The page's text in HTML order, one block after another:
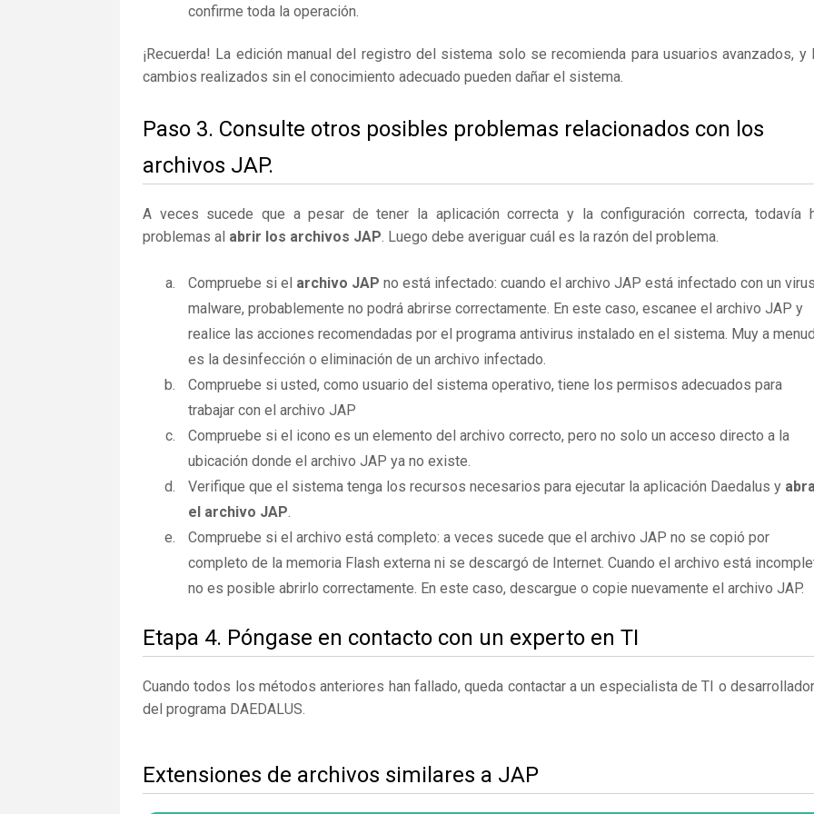
confirme toda la operación.
¡Recuerda! La edición manual del registro del sistema solo se recomienda para usuarios avanzados, y
cambios realizados sin el conocimiento adecuado pueden dañar el sistema.
Paso 3. Consulte otros posibles problemas relacionados con los
archivos JAP.
A veces sucede que a pesar de tener la aplicación correcta y la configuración correcta, todavía
problemas al abrir los archivos JAP. Luego debe averiguar cuál es la razón del problema.
Compruebe si el archivo JAP no está infectado: cuando el archivo JAP está infectado con un
malware, probablemente no podrá abrirse correctamente. En este caso, escanee el archivo JAP y
realice las acciones recomendadas por el programa antivirus instalado en el sistema. Muy a
es la desinfección o eliminación de un archivo infectado.
Compruebe si usted, como usuario del sistema operativo, tiene los permisos adecuados para
trabajar con el archivo JAP
Compruebe si el icono es un elemento del archivo correcto, pero no solo un acceso directo a la
ubicación donde el archivo JAP ya no existe.
Verifique que el sistema tenga los recursos necesarios para ejecutar la aplicación Daedalus y
el archivo JAP.
Compruebe si el archivo está completo: a veces sucede que el archivo JAP no se copió por
completo de la memoria Flash externa ni se descargó de Internet. Cuando el archivo está
no es posible abrirlo correctamente. En este caso, descargue o copie nuevamente el archivo JAP.
Etapa 4. Póngase en contacto con un experto en TI
Cuando todos los métodos anteriores han fallado, queda contactar a un especialista de TI o
del programa DAEDALUS.
Extensiones de archivos similares a JAP